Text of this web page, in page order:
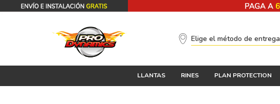
Elige el método de entrega
LLANTAS RINES PLAN PROTECTION